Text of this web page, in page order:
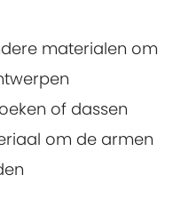
materialen om
of dassen
om de armen